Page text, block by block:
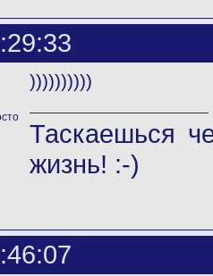
))))))))))
Таскаешься
жизнь! :-)